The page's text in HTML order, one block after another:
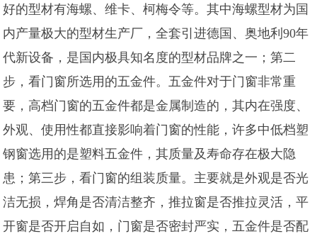
好的型材有海螺、维卡、柯梅令等。其中海螺型材为国
内产量极大的型材生产厂，全套引进德国、奥地利90年
代新设备，是国内极具知名度的型材品牌之一；第二
步，看门窗所选用的五金件。五金件对于门窗非常重
要，高档门窗的五金件都是金属制造的，其内在强度、
外观、使用性都直接影响着门窗的性能，许多中低档塑
钢窗选用的是塑料五金件，其质量及寿命存在极大隐
患；第三步，看门窗的组装质量。主要就是外观是否光
洁无损，焊角是否清洁整齐，推拉窗是否推拉灵活，平
开窗是否开启自如，门窗是否密封严实，五金件是否配